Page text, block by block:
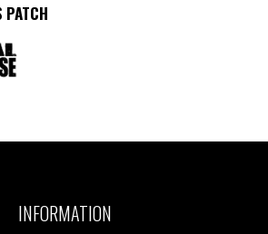
PATCH
INFORMATION